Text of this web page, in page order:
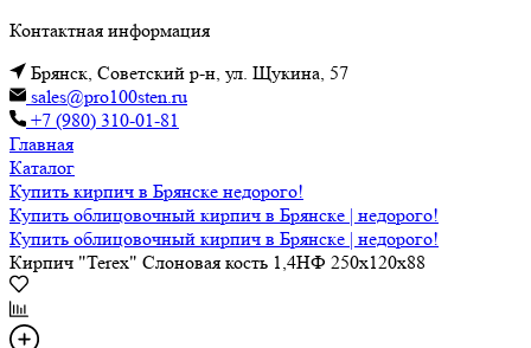
Контактная информация
Брянск, Советский р-н, ул. Щукина, 57
sales@pro100sten.ru
+7 (980) 310-01-81
Главная
Каталог
Купить кирпич в Брянске недорого!
Купить облицовочный кирпич в Брянске | недорого!
Купить облицовочный кирпич в Брянске | недорого!
Кирпич "Terex" Слоновая кость 1,4НФ 250х120х88